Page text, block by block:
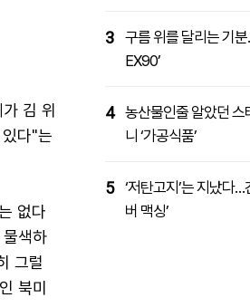
김 위
다"는
없다
색하
그럴
북미
3 구름 위를 달리는 기
EX90’
4 농산물인줄 알았던 스
니 ‘가공식품’
5 ‘저탄고지’는 지났다…
버 맥싱’